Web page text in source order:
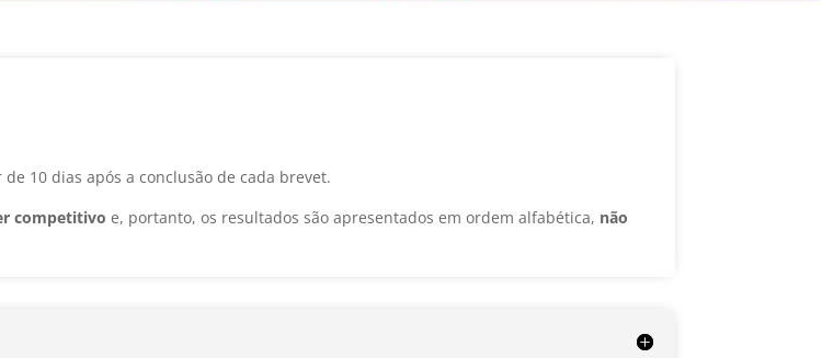
10 dias após a conclusão de cada brevet.
competitivo e, portanto, os resultados são apresentados em ordem alfabética, não